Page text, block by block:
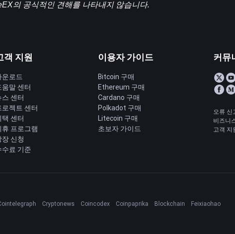
의 공식적인 견해를 나타내지 않습니다.
객 지원
운로드
움말 센터
스 센터
로젝트 센터
택 센터
휴 프로그램
장 신청
수료 기준
이용자 가이드
Bitcoin 구매
Ethereum 구매
Cardano 구매
Polkadot 구매
Litecoin 구매
초보자 가이드
커뮤
오류
비즈니
고객
Cryptonews Coincodex Coinpaprika Blockchain
Feixiaohao